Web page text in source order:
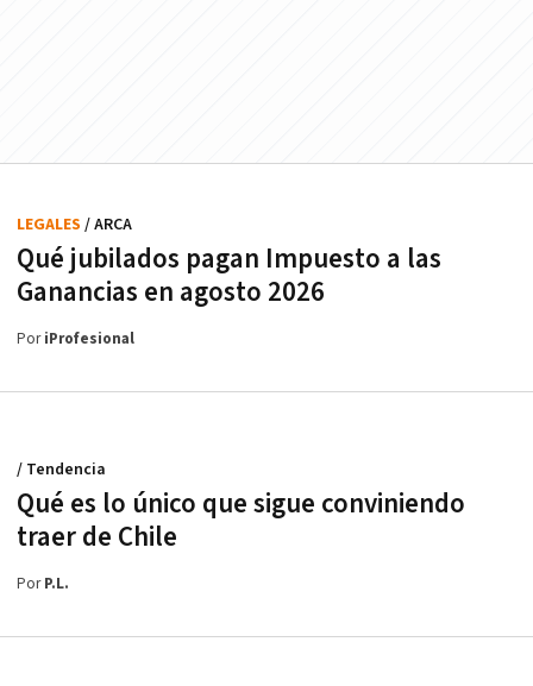
Qué jubilados pagan Impuesto a las
Ganancias en agosto 2026
LEGALES / ARCA
PoriProfesional
Qué es lo único que sigue conviniendo
traer de Chile
/ Tendencia
PorP.L.